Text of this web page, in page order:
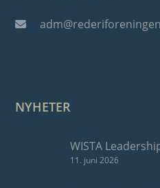
NYHETER
WISTA
11. juni 2026